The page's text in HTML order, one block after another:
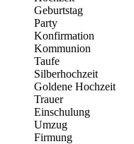
Geburtstag
Party
Konfirmation
Kommunion
Taufe
Silberhochzeit
Goldene Hochzeit
Trauer
Einschulung
Umzug
Firmung